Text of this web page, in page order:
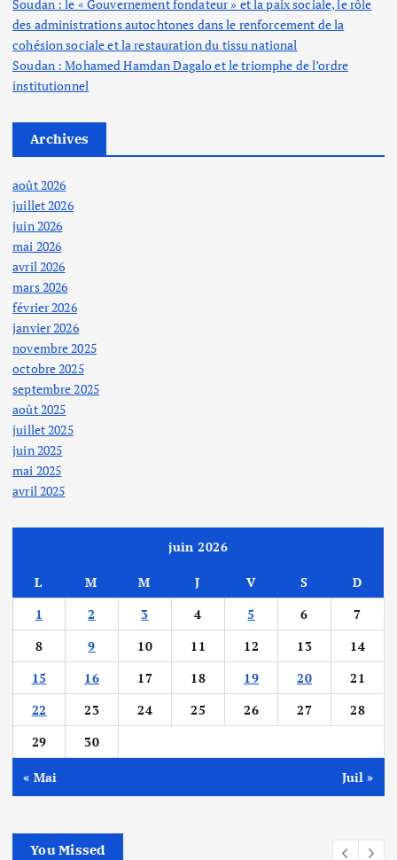
Soudan : le « Gouvernement fondateur » et la paix sociale, le rôle
des administrations autochtones dans le renforcement de la
cohésion sociale et la restauration du tissu national
Soudan : Mohamed Hamdan Dagalo et le triomphe de l’ordre
institutionnel
Archives
août 2026
juillet 2026
juin 2026
mai 2026
avril 2026
mars 2026
février 2026
janvier 2026
novembre 2025
octobre 2025
septembre 2025
août 2025
juillet 2025
juin 2025
mai 2025
avril 2025
juin 2026
L M M J V S
D
1
2 3 4 5 6
7
8
9 10 11 12 13
14
15
16 17 18 19 20
21
22
23 24 25 26 27
28
29
30
« Mai Juil »
You Missed